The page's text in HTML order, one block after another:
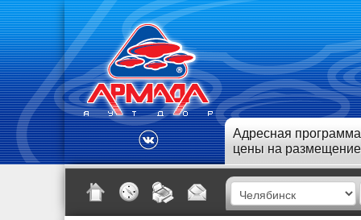
Адресная
цены на размещение